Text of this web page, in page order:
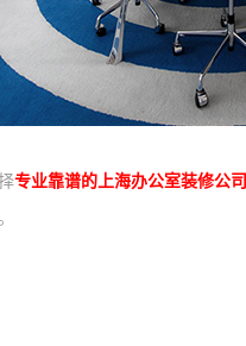
专业靠谱的上海办公室装修公司